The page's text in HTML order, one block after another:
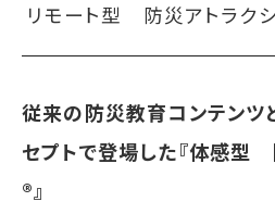
リモート型 防災アトラク
従来の防災教育コンテンツ
セプトで登場した『体感型
®︎』